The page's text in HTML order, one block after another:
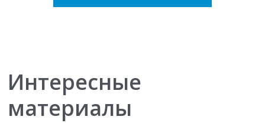
Интересные
материалы